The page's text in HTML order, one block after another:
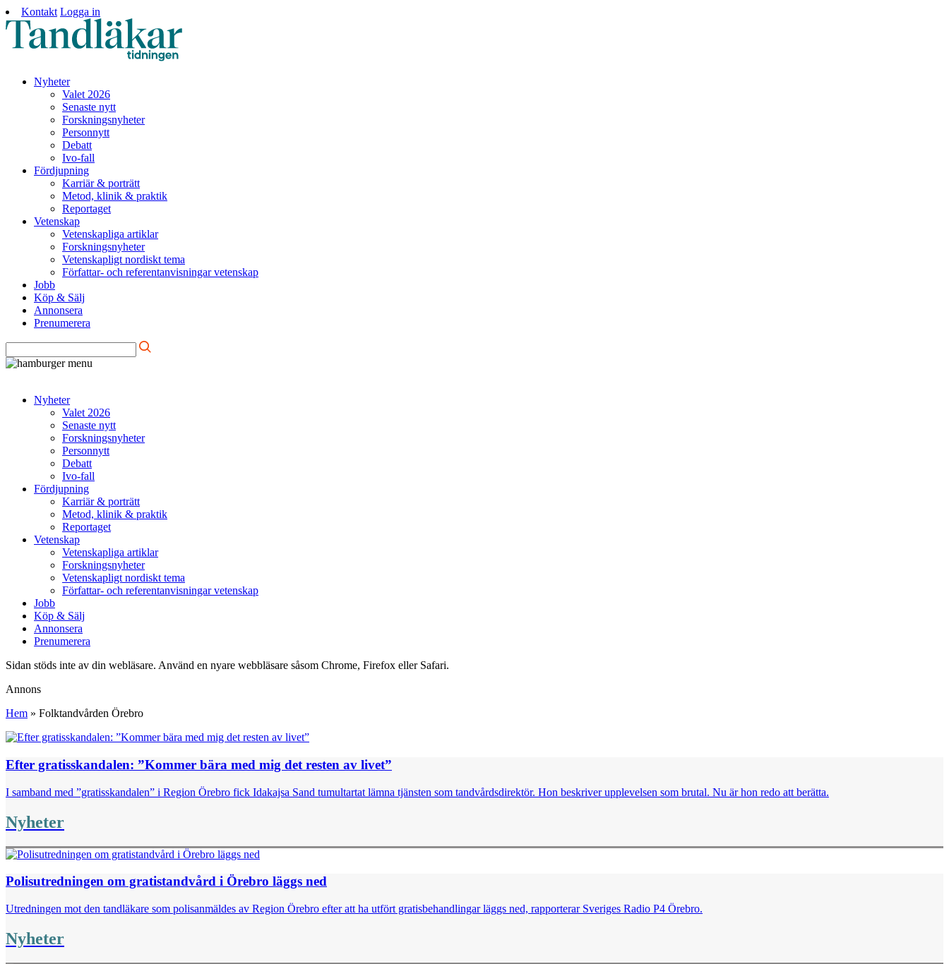
Kontakt Logga in
Nyheter
Valet 2026
Senaste nytt
Forskningsnyheter
Personnytt
Debatt
Ivo-fall
Fördjupning
Karriär & porträtt
Metod, klinik & praktik
Reportaget
Vetenskap
Vetenskapliga artiklar
Forskningsnyheter
Vetenskapligt nordiskt tema
Författar- och referentanvisningar vetenskap
Jobb
Köp & Sälj
Annonsera
Prenumerera
Nyheter
Valet 2026
Senaste nytt
Forskningsnyheter
Personnytt
Debatt
Ivo-fall
Fördjupning
Karriär & porträtt
Metod, klinik & praktik
Reportaget
Vetenskap
Vetenskapliga artiklar
Forskningsnyheter
Vetenskapligt nordiskt tema
Författar- och referentanvisningar vetenskap
Jobb
Köp & Sälj
Annonsera
Prenumerera
Sidan stöds inte av din webläsare. Använd en nyare webbläsare såsom Chrome, Firefox eller Safari.
Annons
Hem » Folktandvården Örebro
Efter gratisskandalen: ”Kommer bära med mig det resten av livet”
I samband med ”gratis­skandalen” i Region Örebro fick Idakajsa Sand tumultartat lämna tjänsten som tandvårdsdirektör. Hon beskriver upplevelsen som brutal. Nu är hon redo att berätta.
Nyheter
Polisutredningen om gratistandvård i Örebro läggs ned
Utredningen mot den tandläkare som polisanmäldes av Region Örebro efter att ha utfört gratisbehandlingar läggs ned, rapporterar Sveriges Radio P4 Örebro.
Nyheter